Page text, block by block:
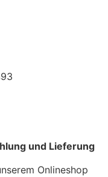
und Lieferung
Onlineshop